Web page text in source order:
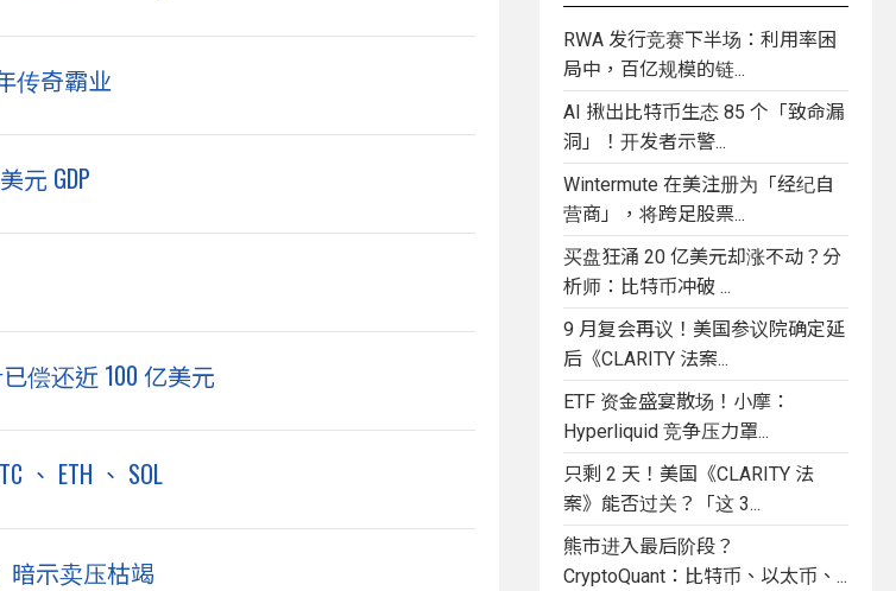
传奇霸业
元 GDP
偿还近 100 亿美元
、 ETH 、 SOL
暗示卖压枯竭
RWA 发行竞赛下半场：利用率困
局中，百亿规模的链...
AI 揪出比特币生态 85 个「致命漏
洞」！开发者示警...
Wintermute 在美注册为「经纪自
营商」，将跨足股票...
买盘狂涌 20 亿美元却涨不动？分
析师：比特币冲破 ...
9 月复会再议！美国参议院确定延
后《CLARITY 法案...
ETF 资金盛宴散场！小摩：
Hyperliquid 竞争压力罩...
只剩 2 天！美国《CLARITY 法
案》能否过关？「这 3...
熊市进入最后阶段？
CryptoQuant：比特币、以太币、...